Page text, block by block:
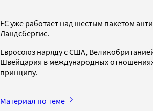
ЕС уже работает над шестым пакетом
Ландсбергис.
Евросоюз наряду с США,
Швейцария в международных
принципу.
Материал по теме